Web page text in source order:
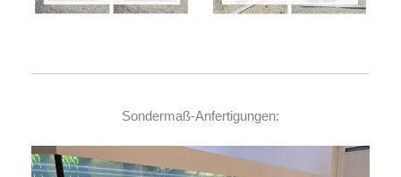
Sondermaß-Anfertigungen: